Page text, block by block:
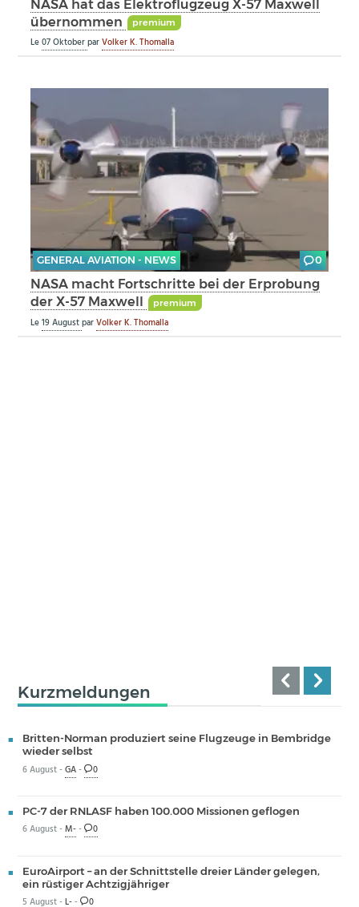
NASA hat das Elektroflugzeug X-57 Maxwell
übernommen
premium
Le07 OktoberparVolker K. Thomalla
GENERAL AVIATION - NEWS 0
NASA macht Fortschritte bei der Erprobung
der X-57 Maxwell
premium
Le19 AugustparVolker K. Thomalla
Kurzmeldungen
Britten-Norman produziert seine Flugzeuge in Bembridge
wieder selbst
6 August -GA- 0
PC-7 der RNLASF haben 100.000 Missionen geflogen
6 August -M-- 0
EuroAirport – an der Schnittstelle dreier Länder gelegen,
ein rüstiger Achtzigjähriger
5 August -L-- 0